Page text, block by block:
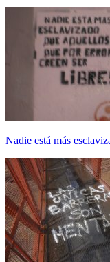
Nadie está más